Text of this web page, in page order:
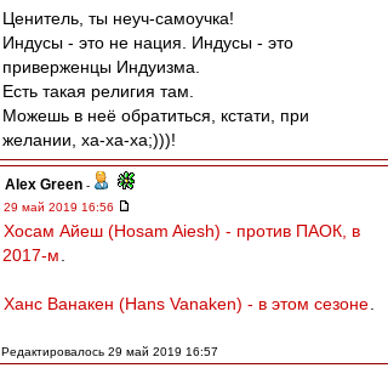
Ценитель, ты неуч-самоучка!
Индусы - это не нация. Индусы - это
приверженцы Индуизма.
Есть такая религия там.
Можешь в неё обратиться, кстати, при
желании, ха-ха-ха;)))!
Alex Green -
29 май 2019 16:56
Хосам Айеш (Hosam Aiesh) - против ПАОК, в
2017-м
Ханс Ванакен (Hans Vanaken) - в этом сезоне
Редактировалось 29 май 2019 16:57